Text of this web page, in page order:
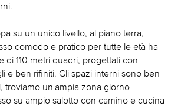
su un unico livello, al piano terra,
comodo e pratico per tutte le età ha
di 110 metri quadri, progettati con
e ben rifiniti. Gli spazi interni sono ben
troviamo un'ampia zona giorno
su ampio salotto con camino e cucina